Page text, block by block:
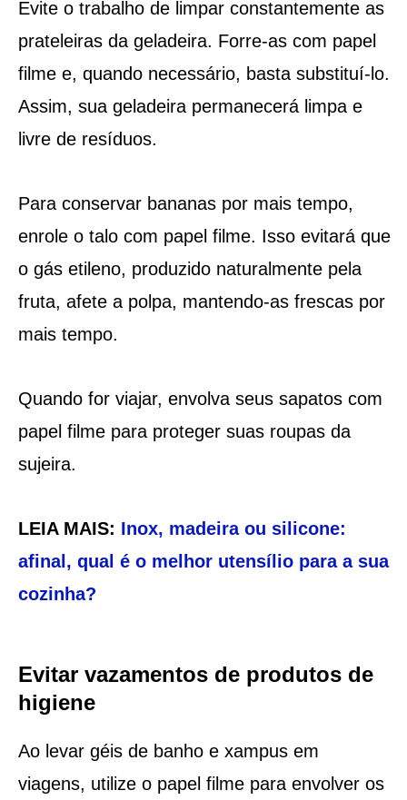
Evite o trabalho de limpar constantemente as
prateleiras da geladeira. Forre-as com papel
filme e, quando necessário, basta substituí-lo.
Assim, sua geladeira permanecerá limpa e
livre de resíduos.
Para conservar bananas por mais tempo,
enrole o talo com papel filme. Isso evitará que
o gás etileno, produzido naturalmente pela
fruta, afete a polpa, mantendo-as frescas por
mais tempo.
Quando for viajar, envolva seus sapatos com
papel filme para proteger suas roupas da
sujeira.
LEIA MAIS: Inox, madeira ou silicone:
afinal, qual é o melhor utensílio para a sua
cozinha?
Evitar vazamentos de produtos de
higiene
Ao levar géis de banho e xampus em
viagens, utilize o papel filme para envolver os